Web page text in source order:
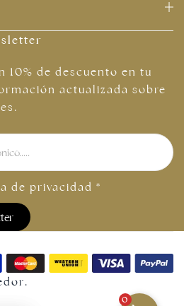
10% de descuento en tu
actualizada sobre
de privacidad *
0